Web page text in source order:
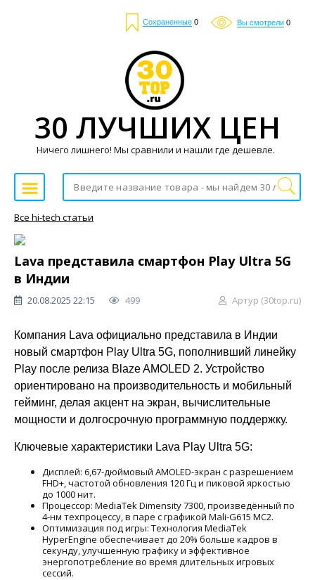
Сохраненные 0 Вы смотрели 0
Все hi-tech статьи
Lava представила смартфон Play Ultra 5G
в Индии
20.08.2025 22:15 499 Артур (30top.ru)
Компания Lava официально представила в Индии
новый смартфон Play Ultra 5G, пополнивший линейку
Play после релиза Blaze AMOLED 2. Устройство
ориентировано на производительность и мобильный
гейминг, делая акцент на экран, вычислительные
мощности и долгосрочную программную поддержку.
Ключевые характеристики Lava Play Ultra 5G:
Дисплей: 6,67-дюймовый AMOLED-экран с разрешением
FHD+, частотой обновления 120 Гц и пиковой яркостью
до 1000 нит.
Процессор: MediaTek Dimensity 7300, произведённый по
4-нм техпроцессу, в паре с графикой Mali-G615 MC2.
Оптимизация под игры: Технология MediaTek
HyperEngine обеспечивает до 20% больше кадров в
секунду, улучшенную графику и эффективное
энергопотребление во время длительных игровых
сессий.
30 ЛУЧШИХ ЦЕН
Ничего лишнего! Мы сравнили и нашли где дешевле.